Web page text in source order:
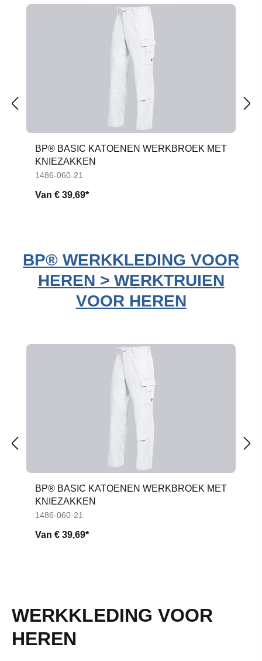
Productgalerij overslaan
BP® BASIC KATOENEN WERKBROEK MET
KNIEZAKKEN
1486-060-21
Van € 39,69*
BP® WERKKLEDING VOOR
HEREN > WERKTRUIEN
VOOR HEREN
Productgalerij overslaan
BP® BASIC KATOENEN WERKBROEK MET
KNIEZAKKEN
1486-060-21
Van € 39,69*
WERKKLEDING VOOR
HEREN